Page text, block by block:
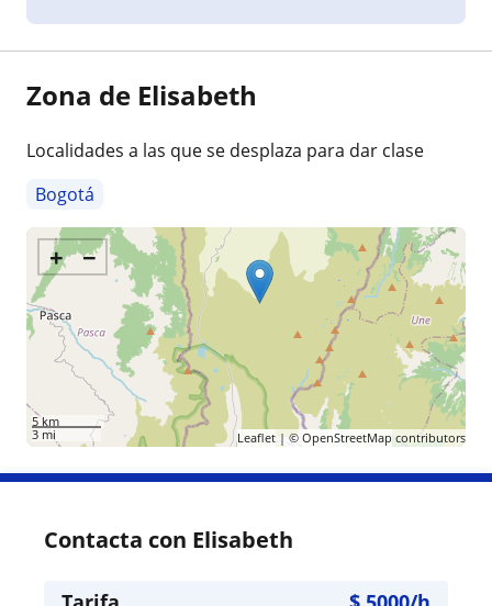
Zona de Elisabeth
Localidades a las que se desplaza para dar clase
Bogotá
+ −
5 km
3 mi
Leaflet| © OpenStreetMap contributors
Contacta con Elisabeth